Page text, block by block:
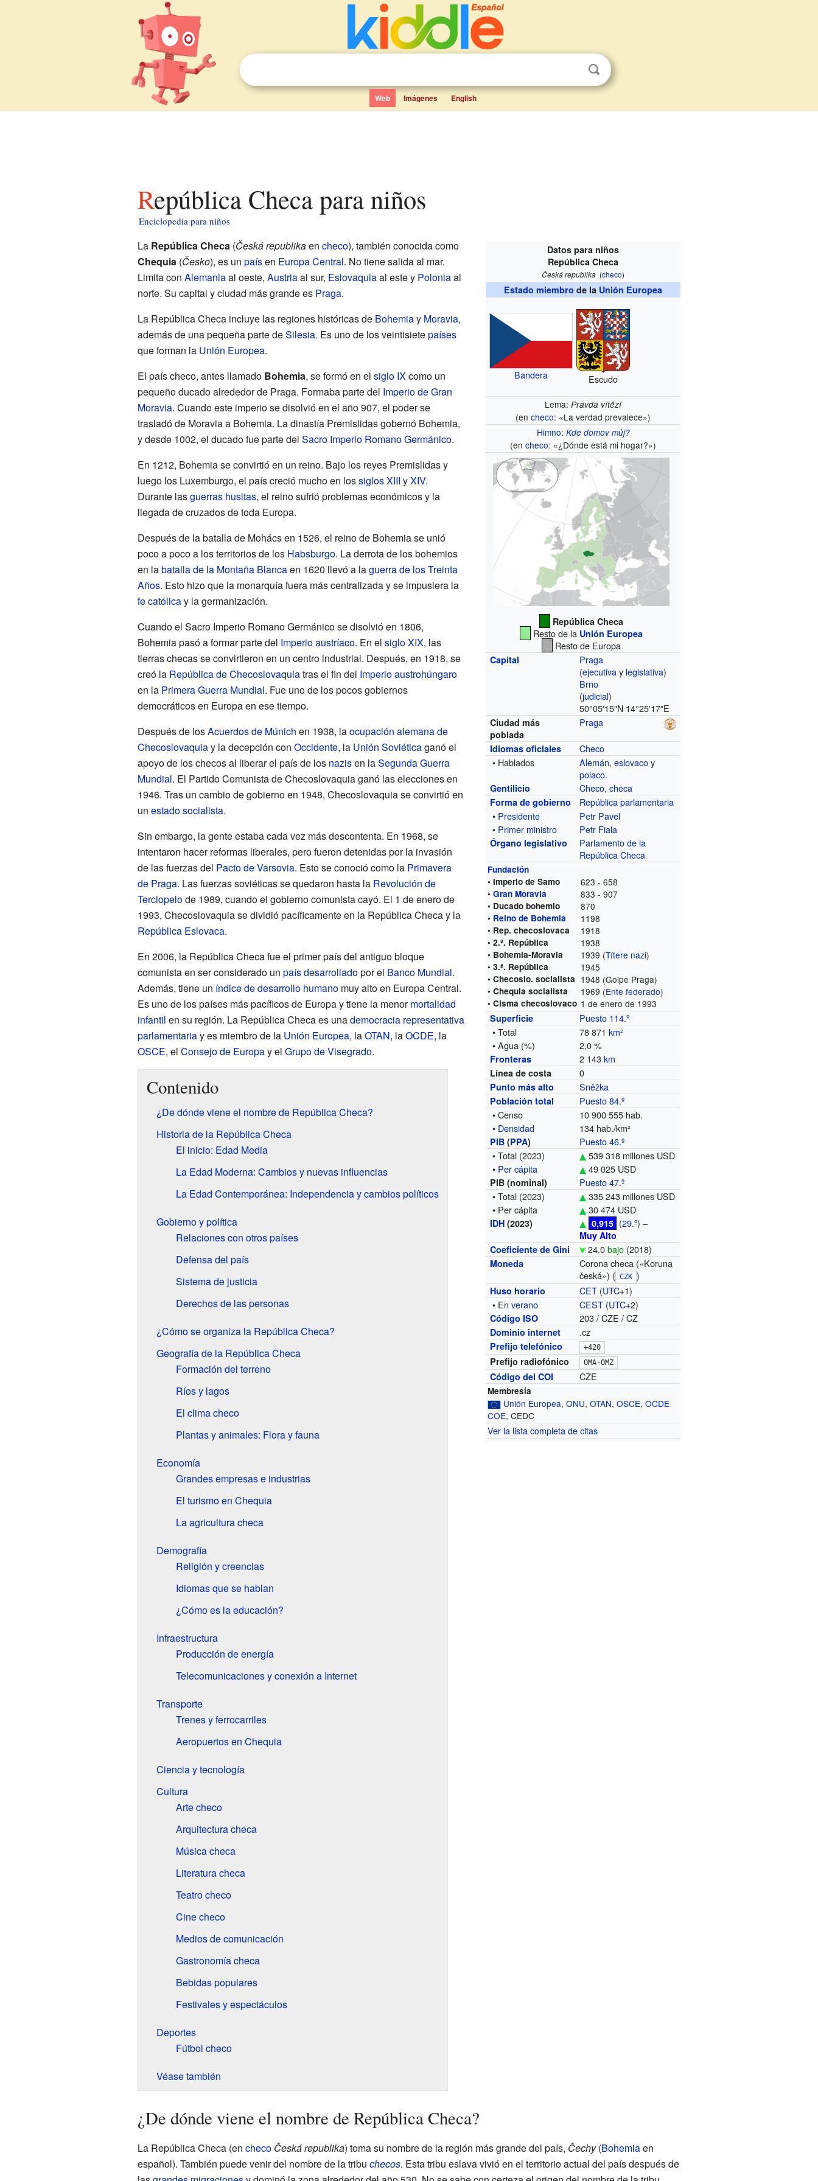
Web Imágenes English
República Checa para niños
Enciclopedia para niños
Datos para niños
República Checa
Česká republika (checo)
Estado miembro de la Unión Europea
Bandera Escudo
Lema:Pravda vítězí
(encheco: «La verdad prevalece»)
Himno: Kde domov můj?
(encheco: «¿Dónde está mi hogar?»)
República Checa
Resto de la Unión Europea
Resto de Europa
Capital
Praga
(ejecutivay legislativa)
Brno
(judicial)
50°05′15″N 14°25′17″E
Ciudad más
poblada
Praga
Idiomas oficiales
Checo
• Hablados
Alemán,eslovacoy
polaco.
Gentilicio Checo, checa
Forma de gobierno República parlamentaria
• Presidente
Petr Pavel
• Primer ministro Petr Fiala
Órgano legislativo
Parlamento de la
República Checa
Fundación
• Imperio de Samo
•Gran Moravia
• Ducado bohemio
• Reino de Bohemia
• Rep. checoslovaca
• 2.ª. República
• Bohemia-Moravia
• 3.ª. República
• Checoslo. socialista
• Chequia socialista
• Cisma checoslovaco
623 - 658
833 - 907
870
1198
1918
1938
1939 (Títere nazi)
1945
1948 (Golpe Praga)
1969 (Ente federado)
1 de enero de 1993
Superficie
Puesto 114.º
• Total
78 871km²
• Agua (%)
2,0 %
Fronteras 2 143km
Línea de costa 0
Punto más alto Sněžka
Población total
Puesto 84.º
• Censo
10 900 555 hab.
• Densidad 134 hab./km²
PIB (PPA)
Puesto 46.º
• Total (2023)
539 318 millones USD
• Per cápita 49 025 USD
PIB (nominal)
Puesto 47.º
• Total (2023)
335 243 millones USD
• Per cápita
30 474 USD
IDH (2023) 0,915 (29.º) –
Muy Alto
Coeficiente de Gini
24.0bajo (2018)
Moneda
Corona checa («Koruna
česká») ( CZK )
Huso horario CET (UTC+1)
• Enverano CEST (UTC+2)
Código ISO 203 / CZE / CZ
Dominio internet .cz
Prefijo telefónico +420
Prefijo radiofónico OMA-OMZ
Código del COI CZE
Membresía
Unión Europea,ONU,OTAN,OSCE,OCDE
COE, CEDC
Ver la lista completa de citas
La República Checa(Česká republikaen checo), también conocida como
Chequia(Česko), es un paísen Europa Central. No tiene salida al mar.
Limita con Alemaniaal oeste, Austriaal sur, Eslovaquiaal este y Poloniaal
norte. Su capital y ciudad más grande es Praga.
La República Checa incluye las regiones históricas de Bohemiay Moravia,
además de una pequeña parte deSilesia. Es uno de los veintisietepaíses
que forman la Unión Europea.
El país checo, antes llamado Bohemia, se formó en el siglo IXcomo un
pequeño ducado alrededor de Praga. Formaba parte del Imperio de Gran
Moravia. Cuando este imperio se disolvió en el año 907, el poder se
trasladó de Moravia a Bohemia. La dinastía Premislidas gobernó Bohemia,
y desde 1002, el ducado fue parte del Sacro Imperio Romano Germánico.
En 1212, Bohemia se convirtió en un reino. Bajo los reyes Premislidas y
luego los Luxemburgo, el país creció mucho en lossiglos XIII yXIV.
Durante lasguerras husitas, el reino sufrió problemas económicos y la
llegada de cruzados de toda Europa.
Después de la batalla de Mohács en 1526, el reino de Bohemia se unió
poco a poco a los territorios de los Habsburgo. La derrota de los bohemios
en labatalla de la Montaña Blancaen 1620 llevó a laguerra de los Treinta
Años. Esto hizo que la monarquía fuera más centralizada y se impusiera la
fe católicay la germanización.
Cuando el Sacro Imperio Romano Germánico se disolvió en 1806,
Bohemia pasó a formar parte del Imperio austríaco. En el siglo XIX, las
tierras checas se convirtieron en un centro industrial. Después, en 1918, se
creó la República de Checoslovaquiatras el fin del Imperio austrohúngaro
en la Primera Guerra Mundial. Fue uno de los pocos gobiernos
democráticos en Europa en ese tiempo.
Después de losAcuerdos de Múnich en 1938, laocupación alemana de
Checoslovaquiay la decepción con Occidente, la Unión Soviéticaganó el
apoyo de los checos al liberar el país de los nazisen laSegunda Guerra
Mundial. El Partido Comunista de Checoslovaquia ganó las elecciones en
1946. Tras un cambio de gobierno en 1948, Checoslovaquia se convirtió en
un estado socialista.
Sin embargo, la gente estaba cada vez más descontenta. En 1968, se
intentaron hacer reformas liberales, pero fueron detenidas por la invasión
de las fuerzas del Pacto de Varsovia. Esto se conoció como la Primavera
de Praga. Las fuerzas soviéticas se quedaron hasta la Revolución de
Terciopelode 1989, cuando el gobierno comunista cayó. El 1 de enero de
1993, Checoslovaquia se dividió pacíficamente en la República Checa y la
República Eslovaca.
En 2006, la República Checa fue el primer país del antiguo bloque
comunista en ser considerado un país desarrolladopor el Banco Mundial.
Además, tiene un índice de desarrollo humanomuy alto en Europa Central.
Es uno de los países más pacíficos de Europa y tiene la menormortalidad
infantil en su región. La República Checa es unademocracia representativa
parlamentariay es miembro de la Unión Europea, laOTAN, laOCDE, la
OSCE, el Consejo de Europay el Grupo de Visegrado.
Contenido
¿De dónde viene el nombre de República Checa?
Historia de la República Checa
El inicio: Edad Media
La Edad Moderna: Cambios y nuevas influencias
La Edad Contemporánea: Independencia y cambios políticos
Gobierno y política
Relaciones con otros países
Defensa del país
Sistema de justicia
Derechos de las personas
¿Cómo se organiza la República Checa?
Geografía de la República Checa
Formación del terreno
Ríos y lagos
El clima checo
Plantas y animales: Flora y fauna
Economía
Grandes empresas e industrias
El turismo en Chequia
La agricultura checa
Demografía
Religión y creencias
Idiomas que se hablan
¿Cómo es la educación?
Infraestructura
Producción de energía
Telecomunicaciones y conexión a Internet
Transporte
Trenes y ferrocarriles
Aeropuertos en Chequia
Ciencia y tecnología
Cultura
Arte checo
Arquitectura checa
Música checa
Literatura checa
Teatro checo
Cine checo
Medios de comunicación
Gastronomía checa
Bebidas populares
Festivales y espectáculos
Deportes
Fútbol checo
Véase también
¿De dónde viene el nombre de República Checa?
La República Checa (en checo Česká republika) toma su nombre de la región más grande del país, Čechy(Bohemiaen
español). También puede venir del nombre de la tribu checos. Esta tribu eslava vivió en el territorio actual del país después de